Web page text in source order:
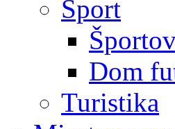
Šport
Dom
Turistika